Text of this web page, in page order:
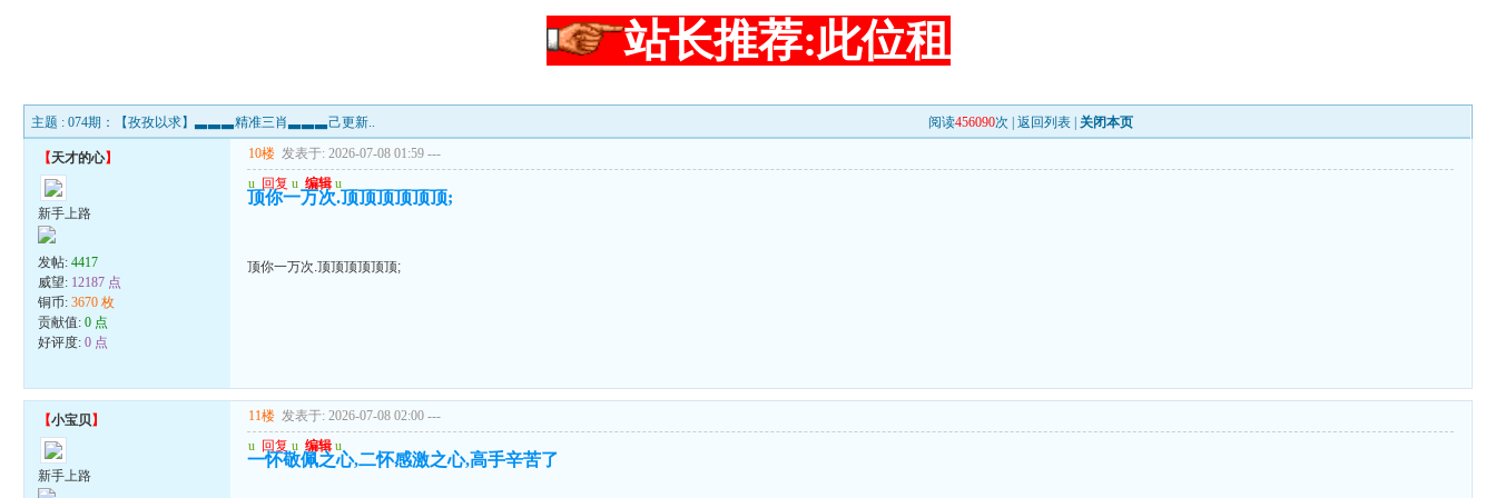
站长推荐:此位租
主题 : 074期：【孜孜以求】▃▃▃精准三肖▃▃▃己更新.. 阅读456090次 |返回列表 关闭本页
【天才的心】
新手上路
发帖:4417
威望: 12187 点
铜币:3670 枚
贡献值:0 点
好评度:0 点
10楼 发表于: 2026-07-08 01:59 ---
u 回复 u 编辑 u
顶你一万次.顶顶顶顶顶顶;
顶你一万次.顶顶顶顶顶顶;
【小宝贝】
新手上路
11楼 发表于: 2026-07-08 02:00 ---
u 回复 u 编辑 u
一怀敬佩之心,二怀感激之心,高手辛苦了